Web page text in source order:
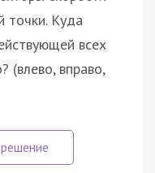
точки. Куда
всех
(влево, вправо,